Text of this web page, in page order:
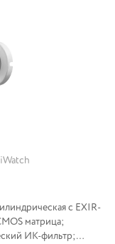
с EXIR-
матрица;
ИК-фильтр;